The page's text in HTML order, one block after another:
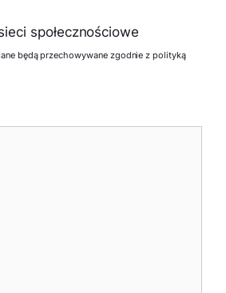
społecznościowe
będą przechowywane zgodnie z polityką